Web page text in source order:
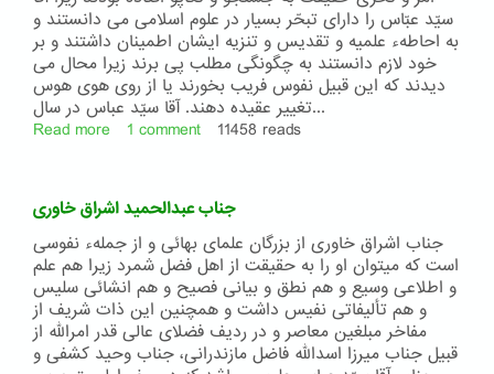
بقیة
السّیف
سیّد عبّاس را دارای تبحّر بسیار در علوم اسلامی می دانستند و
به احاطهء علمیه و تقدیس و تنزیه ایشان اطمینان داشتند و بر
خود لازم دانستند به چگونگی مطلب پی برند زیرا محال می
دیدند که این قبیل نفوس فریب بخورند یا از روی هوی هوس
تغییر عقیده دهند. آقا سیّد عباس در سال...
Read more about
جناب
آقا
سیّد
عبّاس
علوی
خراسانی
1 comment 11458 reads
جناب عبدالحمید اشراق خاوری
جناب اشراق خاوری از بزرگان علمای بهائی و از جملهء نفوسی
است که میتوان او را به حقیقت از اهل فضل شمرد زیرا هم علم
و اطلاعی وسیع و هم نطق و بیانی فصیح و هم انشائی سلیس
و هم تألیفاتی نفیس داشت و همچنین این ذات شریف از
مفاخر مبلغین معاصر و در ردیف فضلای عالی قدر امرالله از
قبیل جناب میرزا اسدالله فاضل مازندرانی، جناب وحید کشفی و